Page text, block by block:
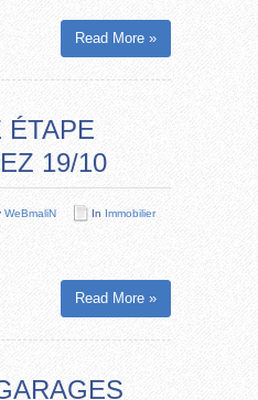
Read More »
ÉTAPE
19/10
WeBmaliN In Immobilier
Read More »